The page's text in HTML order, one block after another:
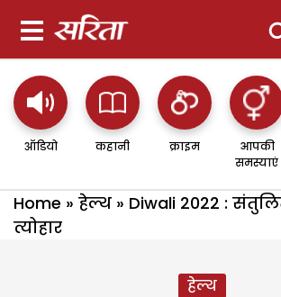
ऑडियो कहानी क्राइम
आपकी
समस्याएं
Home » हेल्थ » Diwali 2022 :
त्योहार
हेल्थ